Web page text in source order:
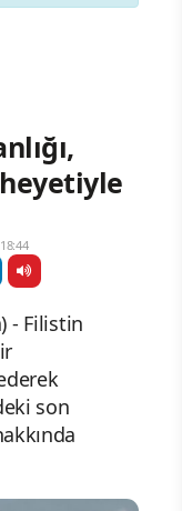
- Filistin
son